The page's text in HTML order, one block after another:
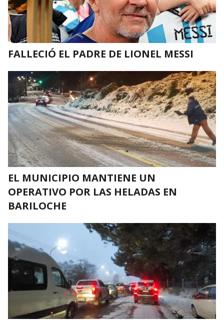
FALLECIÓ EL PADRE DE LIONEL MESSI
EL MUNICIPIO MANTIENE UN
OPERATIVO POR LAS HELADAS EN
BARILOCHE